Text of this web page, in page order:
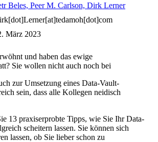
Beles, Peer M. Carlson, Dirk Lerner
März 2023
und haben das ewige
Sie wollen nicht auch noch bei
zur Umsetzung eines Data-Vault-
sein, dass alle Kollegen neidisch
13 praxiserprobte Tipps, wie Sie Ihr Data-
scheitern lassen. Sie können sich
lassen, ob Sie lieber schon zu